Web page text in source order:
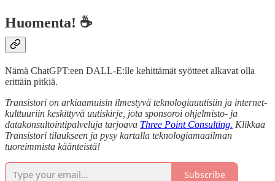
Huomenta! ☕
Nämä ChatGPT:een DALL-E:lle kehittämät syötteet alkavat olla
erittäin pitkiä.
Transistori on arkiaamuisin ilmestyvä teknologiauutisiin ja internet-
kulttuuriin keskittyvä uutiskirje, jota sponsoroi ohjelmisto- ja
datakonsultointipalveluja tarjoava Three Point Consulting. Klikkaa
Transistori tilaukseen ja pysy kartalla teknologiamaailman
tuoreimmista käänteistä!
Subscribe